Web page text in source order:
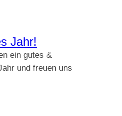
Jahr!
ein gutes &
und freuen uns